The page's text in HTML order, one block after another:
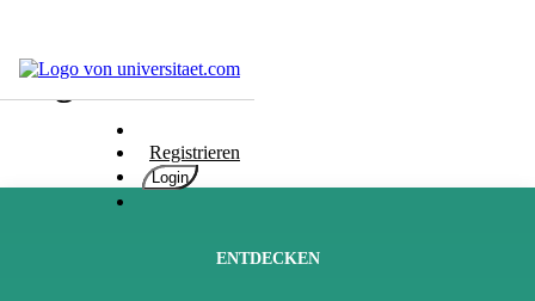
Registrieren
Login
Blog
ENTDECKEN